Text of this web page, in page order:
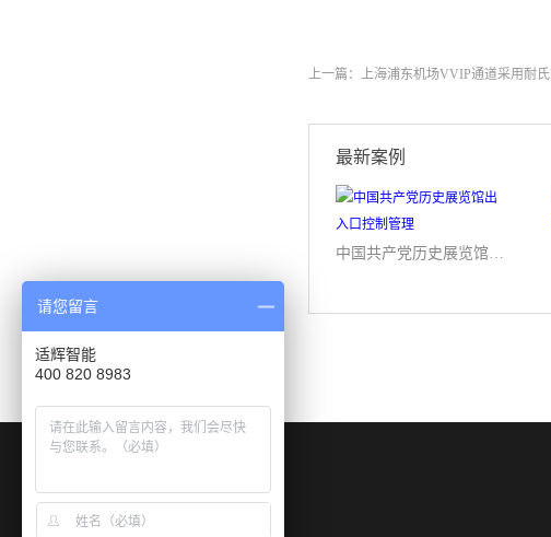
上一篇： 上海浦东机场VVIP通道采用耐
最新案例
中国共产党历史展览馆出入口控制管理
请您留言
适辉智能
400 820 8983